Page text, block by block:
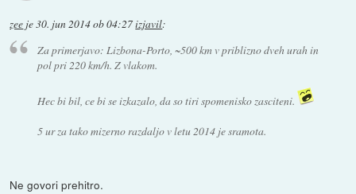
zee je30. jun 2014 ob 04:27izjavil:
Za primerjavo: Lizbona-Porto, ~500 km v priblizno dveh urah in
pol pri 220 km/h. Z vlakom.
Hec bi bil, ce bi se izkazalo, da so tiri spomenisko zasciteni.
5 ur za tako mizerno razdaljo v letu 2014 je sramota.
Ne govori prehitro.